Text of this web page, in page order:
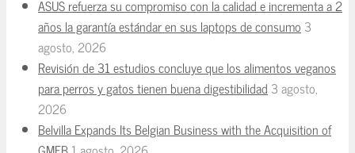
ASUS refuerza su compromiso con la calidad e incrementa a 2
años la garantía estándar en sus laptops de consumo 3
agosto, 2026
Revisión de 31 estudios concluye que los alimentos veganos
para perros y gatos tienen buena digestibilidad 3 agosto,
2026
Belvilla Expands Its Belgian Business with the Acquisition of